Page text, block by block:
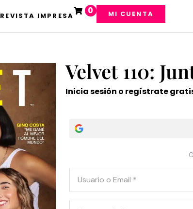
REVISTA IMPRESA 0 MI CUENTA
Velvet 110:
Inicia sesión o regístrate
Usuario o Email*
Contraseña*